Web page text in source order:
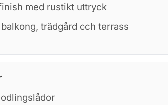
med rustikt uttryck
trädgård och terrass